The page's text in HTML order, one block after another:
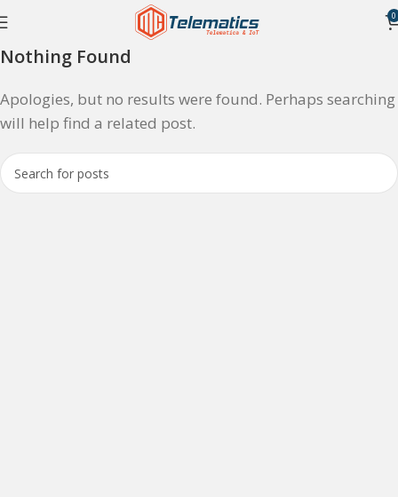
0
Nothing Found
Apologies, but no results were found. Perhaps searching
will help find a related post.